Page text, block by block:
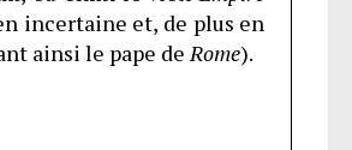
incertaine et, de plus en
ainsi le pape deRome).